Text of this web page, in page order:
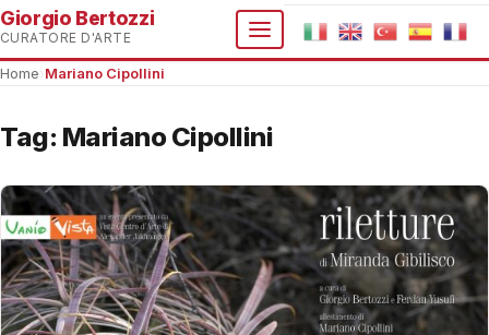
Giorgio Bertozzi
CURATORE D'ARTE
Home Mariano Cipollini
Tag: Mariano Cipollini